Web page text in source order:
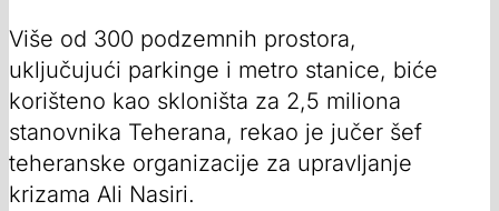
Više od 300 podzemnih prostora,
uključujući parkinge i metro stanice, biće
korišteno kao skloništa za 2,5 miliona
stanovnika Teherana, rekao je jučer šef
teheranske organizacije za upravljanje
krizama Ali Nasiri.